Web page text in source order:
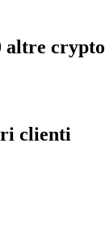
altre crypto
clienti